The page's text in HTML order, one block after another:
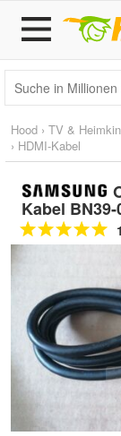
Hood › TV &
› HDMI-Kabel
Kabel
1